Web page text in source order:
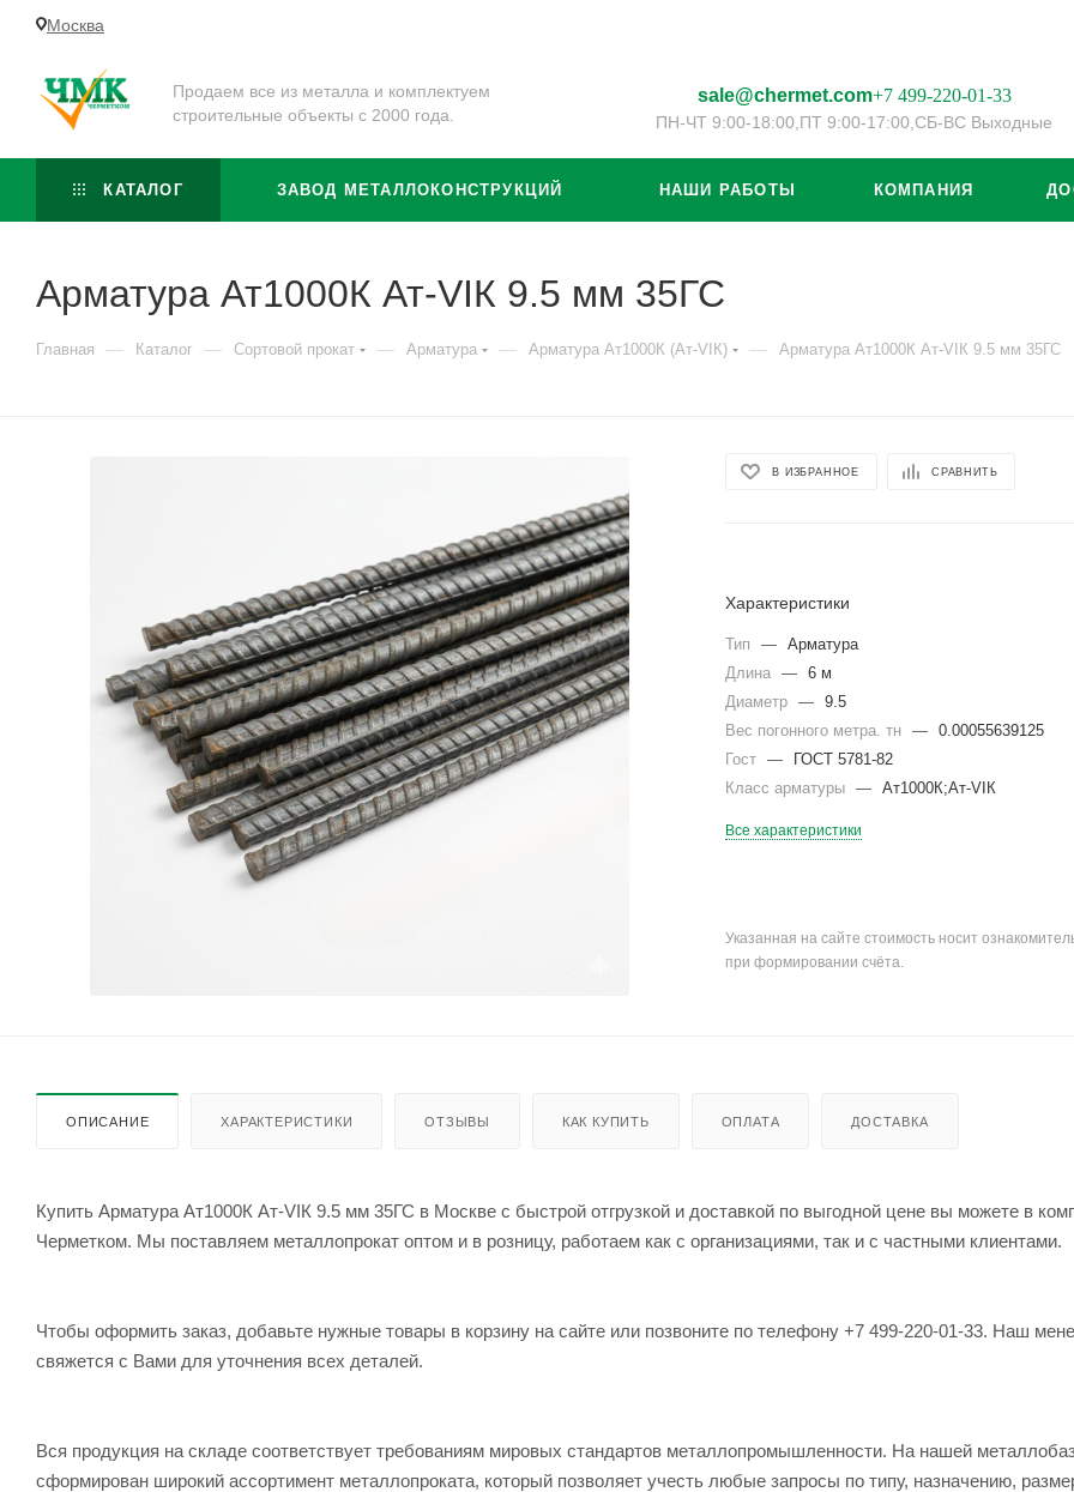
Москва
Продаем все из металла и комплектуем
строительные объекты с 2000 года.
sale@chermet.com+7 499-220-01-33
ПН-ЧТ 9:00-18:00, ПТ 9:00-17:00, СБ-ВС Выходные
КАТАЛОГ ЗАВОД МЕТАЛЛОКОНСТРУКЦИЙ НАШИ РАБОТЫ КОМПАНИЯ
Арматура Ат1000К Ат-VIК 9.5 мм 35ГС
Главная — Каталог — Сортовой прокат — Арматура — Арматура Ат1000К (Ат-VIК) — Арматура Ат1000К Ат-VIК 9.5 мм 35ГС
В ИЗБРАННОЕ СРАВНИТЬ
Характеристики
Тип —
Арматура
Длина
—
6 м
Диаметр
—
9.5
Вес погонного метра. тн
—
0.00055639125
Гост
—
ГОСТ 5781-82
Класс арматуры
— Ат1000К;Ат-VIК
Все характеристики
Указанная на сайте стоимость носит
при формировании счёта.
ОПИСАНИЕ ХАРАКТЕРИСТИКИ ОТЗЫВЫ КАК КУПИТЬ ОПЛАТА ДОСТАВКА
Купить Арматура Ат1000К Ат-VIК 9.5 мм 35ГС в Москве с быстрой отгрузкой и доставкой по выгодной цене вы можете в
Черметком. Мы поставляем металлопрокат оптом и в розницу, работаем как с организациями, так и с частными клиентами.
Чтобы оформить заказ, добавьте нужные товары в корзину на сайте или позвоните по телефону +7 499-220-01-33. Наш
свяжется с Вами для уточнения всех деталей.
Вся продукция на складе соответствует требованиям мировых стандартов металлопромышленности. На нашей
сформирован широкий ассортимент металлопроката, который позволяет учесть любые запросы по типу, назначению,